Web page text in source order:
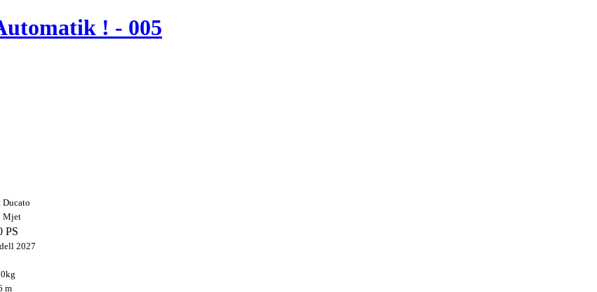
! - 005
Ducato
Mjet
PS
2027
m